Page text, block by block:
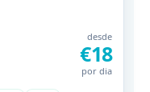
desde
€18
por dia